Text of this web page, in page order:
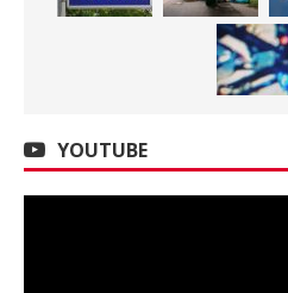
YOUTUBE